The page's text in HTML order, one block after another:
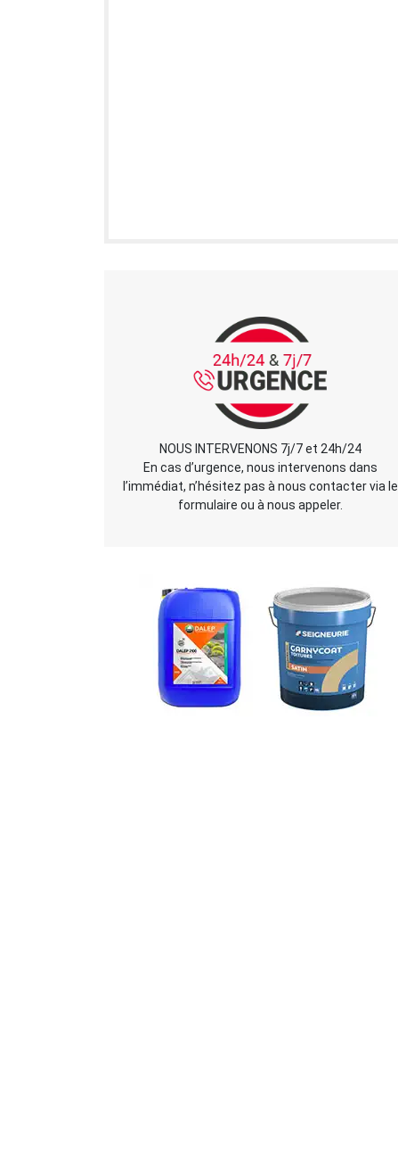
NOUS INTERVENONS 7j/7 et 24h/24
En cas d’urgence, nous intervenons dans
l’immédiat, n’hésitez pas à nous contacter via le
formulaire ou à nous appeler.